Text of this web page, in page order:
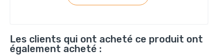
Les clients qui ont acheté ce produit ont
également acheté :